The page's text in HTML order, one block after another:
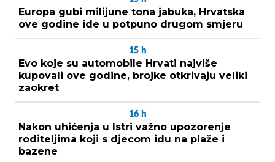
Europa gubi milijune tona jabuka, Hrvatska
ove godine ide u potpuno drugom smjeru
15 h
Evo koje su automobile Hrvati najviše
kupovali ove godine, brojke otkrivaju veliki
zaokret
16 h
Nakon uhićenja u Istri važno upozorenje
roditeljima koji s djecom idu na plaže i
bazene